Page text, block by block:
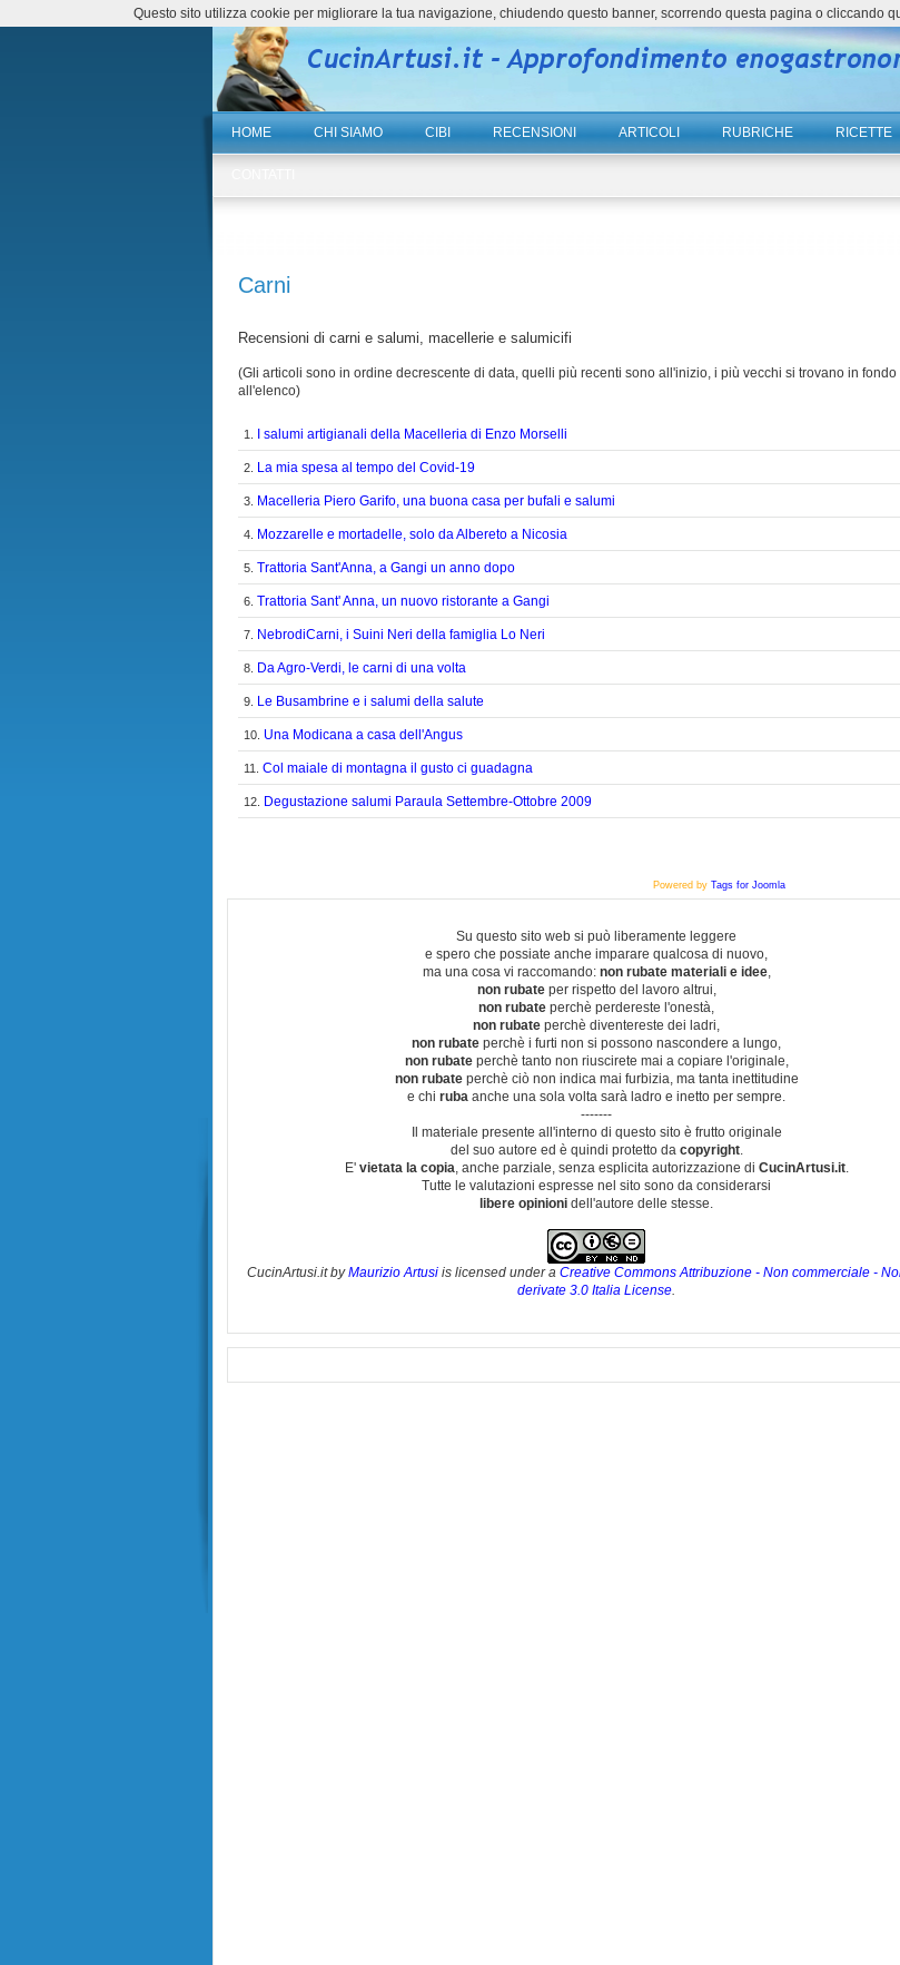
HOME CHI SIAMO CIBI RECENSIONI ARTICOLI RUBRICHE RICETTE
Carni
Recensioni di carni e salumi, macellerie e salumicifi
(Gli articoli sono in ordine decrescente di data, quelli più recenti sono all'inizio, i più vecchi si trovano in fondo
all'elenco)
1. I salumi artigianali della Macelleria di Enzo Morselli
2. La mia spesa al tempo del Covid-19
3. Macelleria Piero Garifo, una buona casa per bufali e salumi
4. Mozzarelle e mortadelle, solo da Albereto a Nicosia
5. Trattoria Sant'Anna, a Gangi un anno dopo
6. Trattoria Sant' Anna, un nuovo ristorante a Gangi
7. NebrodiCarni, i Suini Neri della famiglia Lo Neri
8. Da Agro-Verdi, le carni di una volta
9. Le Busambrine e i salumi della salute
10. Una Modicana a casa dell'Angus
11. Col maiale di montagna il gusto ci guadagna
12. Degustazione salumi Paraula Settembre-Ottobre 2009
Powered by Tags for Joomla
Su questo sito web si può liberamente leggere
e spero che possiate anche imparare qualcosa di nuovo,
ma una cosa vi raccomando: non rubate materiali e idee,
non rubateper rispetto del lavoro altrui,
non rubate perchè perdereste l'onestà,
non rubate perchè diventereste dei ladri,
non rubate perchè i furti non si possono nascondere a lungo,
non rubateperchè tanto non riuscirete mai a copiare l'originale,
non rubateperchè ciò non indica mai furbizia, ma tanta inettitudine
e chi ruba anche una sola volta sarà ladro e inetto per sempre.
-------
Il materiale presente all'interno di questo sito è frutto originale
del suo autore ed è quindi protetto da copyright.
E' vietata la copia, anche parziale, senza esplicita autorizzazione di CucinArtusi.it.
Tutte le valutazioni espresse nel sito sono da considerarsi
libere opinioni dell'autore delle stesse.
CucinArtusi.itbyMaurizio Artusi is licensed under a Creative Commons Attribuzione - Non commerciale -
derivate 3.0 Italia License.
Questo sito utilizza cookie per migliorare la tua navigazione, chiudendo questo banner, scorrendo questa pagina o cliccando